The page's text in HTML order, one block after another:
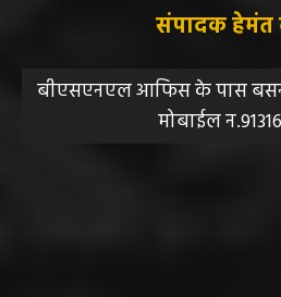
संपादक हेमंत
बीएसएनएल आफिस के पास
मोबाईल